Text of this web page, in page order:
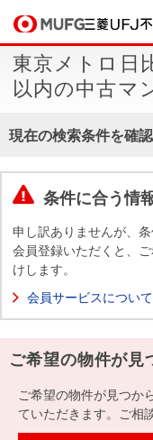
買いたい
中古
マン
ンを
探す
売りたい
無
料
定
店舗案内
店舗のご
案内（首
会社情報
ごあいさ
つ
経営ビジ
ョン
沿革
採用情報
新卒採用
情報
買いたい
売りたい
店舗案内
会社情報
採用情報
提携企業にお勤めの
東京メトロ日
以内の中古マ
現在の検索条件を確
条件に合う情
申し訳ありませんが、
会員登録いただくと、
けします。
会員サービスについて
ご希望の物件が見
ご希望の物件が見つか
ていただきます。ご相